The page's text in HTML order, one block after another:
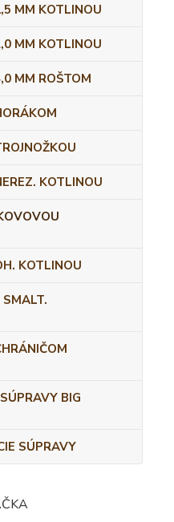
MM KOTLINOU
MM KOTLINOU
MM ROŠTOM
KOTLINOU
KOTLINOU
BIG
SÚPRAVY